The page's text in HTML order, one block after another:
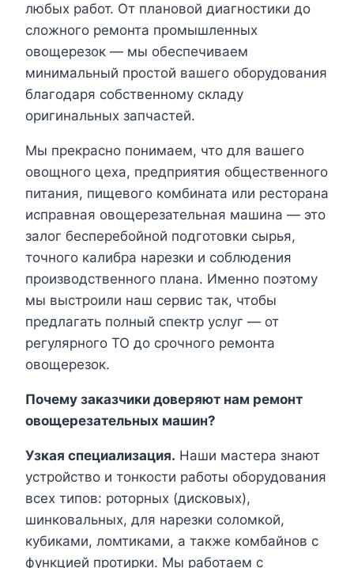
любых работ. От плановой диагностики до
сложного ремонта промышленных
овощерезок — мы обеспечиваем
минимальный простой вашего оборудования
благодаря собственному складу
оригинальных запчастей.
Мы прекрасно понимаем, что для вашего
овощного цеха, предприятия общественного
питания, пищевого комбината или ресторана
исправная овощерезательная машина — это
залог бесперебойной подготовки сырья,
точного калибра нарезки и соблюдения
производственного плана. Именно поэтому
мы выстроили наш сервис так, чтобы
предлагать полный спектр услуг — от
регулярного ТО до срочного ремонта
овощерезок.
Почему заказчики доверяют нам ремонт
овощерезательных машин?
Узкая специализация. Наши мастера знают
устройство и тонкости работы оборудования
всех типов: роторных (дисковых),
шинковальных, для нарезки соломкой,
кубиками, ломтиками, а также комбайнов с
функцией протирки. Мы работаем с